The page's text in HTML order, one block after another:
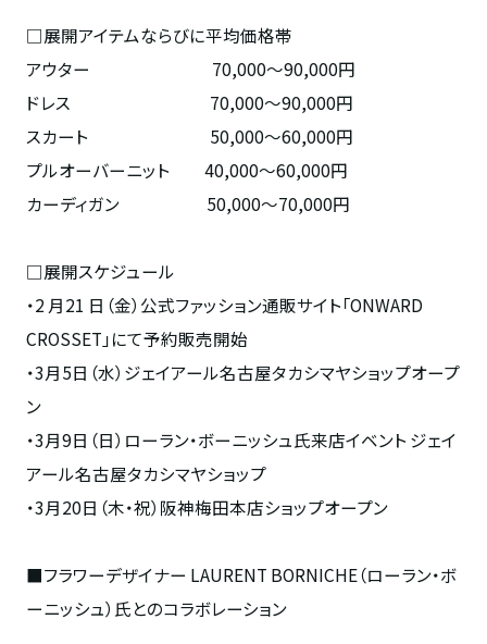
□展開アイテムならびに平均価格帯
アウター 70,000～90,000円
ドレス 70,000～90,000円
スカート 50,000～60,000円
プルオーバーニット 40,000～60,000円
カーディガン 50,000～70,000円
□展開スケジュール
・2 月21 日（金）公式ファッション通販サイト「ONWARD
CROSSET 」にて予約販売開始
・3月5日（水）ジェイアール名古屋タカシマヤショップオープ
ン
・3月9日（日）ローラン・ボーニッシュ氏来店イベント ジェイ
アール名古屋タカシマヤショップ
・3月20日（木・祝）阪神梅田本店ショップオープン
■フラワーデザイナー LAURENT BORNICHE（ローラン・ボ
ーニッシュ）氏とのコラボレーション